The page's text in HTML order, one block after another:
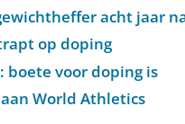
acht jaar
op doping
boete voor doping is
World Athletics